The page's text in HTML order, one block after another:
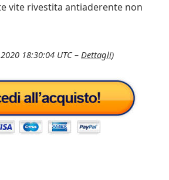
vite rivestita antiaderente non
18:30:04 UTC – Dettagli)